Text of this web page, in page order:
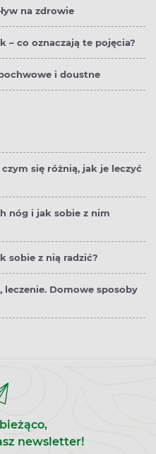
na zdrowie
co oznaczają te pojęcia?
i doustne
się różnią, jak je leczyć
nóg i jak sobie z nim
sobie z nią radzić?
leczenie. Domowe sposoby
newsletter!